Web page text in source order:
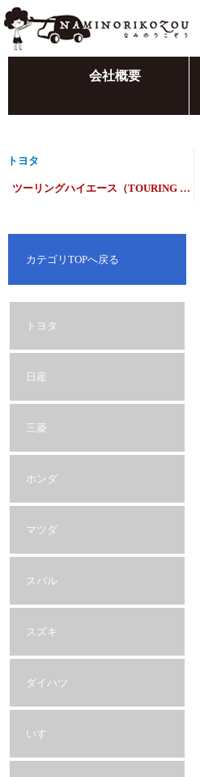
会社概要
トヨタ
ツーリングハイエース（TOURING HIACE）
カテゴリTOPへ戻る
トヨタ
日産
三菱
ホンダ
マツダ
スバル
スズキ
ダイハツ
いすゞ